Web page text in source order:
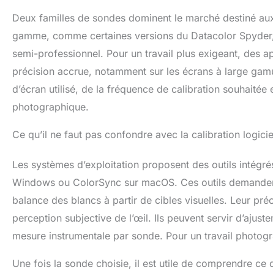
LES PHOTOGRAPHES:
spectromètre haute
précision à un logiciel de
calibrage avancé, offrant
un calibrage en un clic et
des réglages
personnalisables pour les
Obtiens des couleurs
appareils. Synchronise
plusieurs écrans,
moniteurs ou ordinateurs
StudioMatch. Cet outil de
calibrage couleur garantit
un affichage fidèle et
harmonisé. OPTIMISÉ
NUMÉRIQUES:
vos
regard
établit
pour
son
point
Deux familles de sondes dominent le marché destiné
gamme, comme certaines versions du Datacolor
semi-professionnel. Pour un travail plus exigeant, des
précision accrue, notamment sur les écrans à large
d’écran utilisé, de la fréquence de calibration
photographique.
Ce qu’il ne faut pas confondre avec la calibration
Les systèmes d’exploitation proposent des outils
Windows ou ColorSync sur macOS. Ces outils
balance des blancs à partir de cibles visuelles. Leur
perception subjective de l’œil. Ils peuvent servir
mesure instrumentale par sonde. Pour un travail
Une fois la sonde choisie, il est utile de comprendre